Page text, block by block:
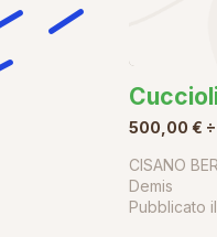
500,00 €
CISANO
Demis
Pubblicato il